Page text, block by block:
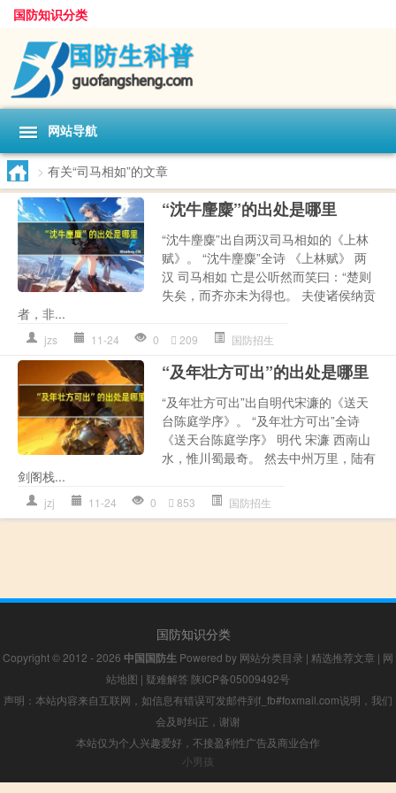
国防知识分类
网站导航
> 有关“司马相如”的文章
“沈牛麈麋”的出处是哪里
“沈牛麈麋”出自两汉司马相如的《上林
赋》。 “沈牛麈麋”全诗 《上林赋》 两
汉 司马相如 亡是公听然而笑曰：“楚则
失矣，而齐亦未为得也。 夫使诸侯纳贡
者，非...
jzs 11-24 0 209 国防招生
“及年壮方可出”的出处是哪里
“及年壮方可出”出自明代宋濂的《送天
台陈庭学序》。 “及年壮方可出”全诗
《送天台陈庭学序》 明代 宋濂 西南山
水，惟川蜀最奇。 然去中州万里，陆有
剑阁栈...
jzj 11-24 0 853 国防招生
国防知识分类
Copyright © 2012 - 2026 中国国防生 Powered by 网站分类目录 | 精选推荐文章 | 网
站地图 | 疑难解答 陕ICP备05009492号
声明：本站内容来自互联网，如信息有错误可发邮件到f_fb#foxmail.com说明，我们
会及时纠正，谢谢
本站仅为个人兴趣爱好，不接盈利性广告及商业合作
小男孩